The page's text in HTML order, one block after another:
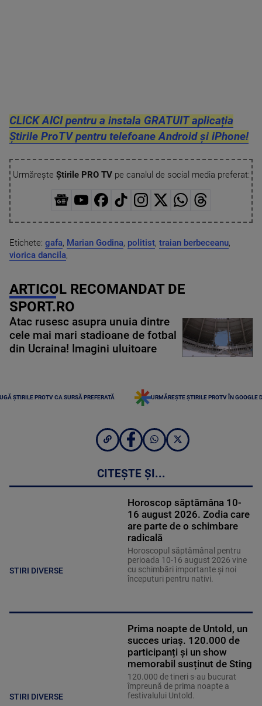
CLICK AICI pentru a instala GRATUIT aplicația
Știrile ProTV pentru telefoane Android și iPhone!
Urmărește Știrile PRO TVpe canalul de social media preferat:
Etichete: gafa, Marian Godina, politist, traian berbeceanu,
viorica dancila,
ARTICOL RECOMANDAT DE
SPORT.RO
Atac rusesc asupra unuia dintre
cele mai mari stadioane de fotbal
din Ucraina! Imagini uluitoare
ȘTIRILE PROTV CA SURSĂ PREFERATĂ URMĂREȘTE ȘTIRILE PROTV ÎN GOOGLE
CITEȘTE ȘI...
STIRI DIVERSE
Horoscop săptămâna 10-
16 august 2026. Zodia care
are parte de o schimbare
radicală
Horoscopul săptămânal pentru
perioada 10-16 august 2026 vine
cu schimbări importante și noi
începuturi pentru nativi.
STIRI DIVERSE
Prima noapte de Untold, un
succes uriaș. 120.000 de
participanți și un show
memorabil susținut de Sting
120.000 de tineri s-au bucurat
împreună de prima noapte a
festivalului Untold.